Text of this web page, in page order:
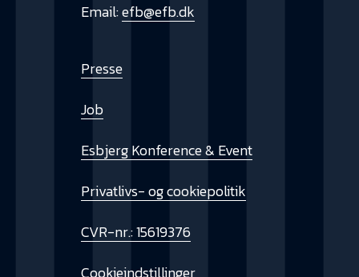
Email:efb@efb.dk
Presse
Job
Esbjerg Konference & Event
Privatlivs- og cookiepolitik
CVR-nr.: 15619376